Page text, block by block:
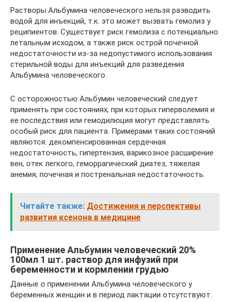
Растворы Альбумина человеческого нельзя разводить
водой для инъекций, т.к. это может вызвать гемолиз у
реципиентов. Существует риск гемолиза с потенциально
летальным исходом, а также риск острой почечной
недостаточности из-за недопустимого использования
стерильной воды для инъекций для разведения
Альбумина человеческого.
С осторожностью Альбумин человеческий следует
применять при состояниях, при которых гиперволемия и
ее последствия или гемодилюция могут представлять
особый риск для пациента. Примерами таких состояний
являются: декомпенсированная сердечная
недостаточность, гипертензия, варикозное расширение
вен, отек легкого, геморрагический диатез, тяжелая
анемия, почечная и постренальная недостаточность.
Читайте также: Достижения и перспективы
развития ксенона в медицине
Применение Альбумин человеческий 20%
100мл 1 шт. раствор для инфузий при
беременности и кормлении грудью
Данные о применении Альбумина человеческого у
беременных женщин и в период лактации отсутствуют.